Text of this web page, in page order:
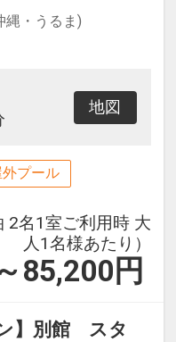
縄・うるま)
地図
外プール
2名1室ご利用時 大
人1名様あたり）
85,200 円
】別館 スタ